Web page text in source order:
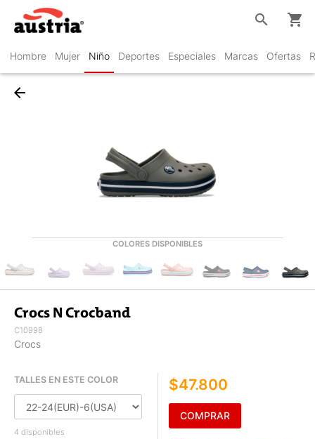
Hombre Mujer Niño Deportes Especiales Marcas Ofertas
search shopping_cart
COLORES DISPONIBLES
arrow_back
Crocs N Crocband
C10998
Crocs
TALLES EN ESTE COLOR
4 disponibles
$47.800
COMPRAR